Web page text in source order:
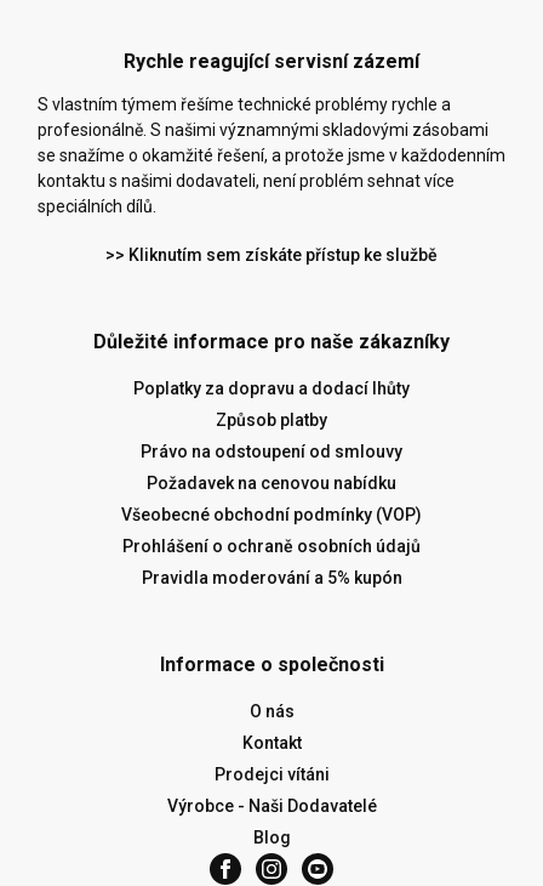
Rychle reagující servisní zázemí
S vlastním týmem řešíme technické problémy rychle a
profesionálně. S našimi významnými skladovými zásobami
se snažíme o okamžité řešení, a protože jsme v každodenním
kontaktu s našimi dodavateli, není problém sehnat více
speciálních dílů.
>> Kliknutím sem získáte přístup ke službě
Důležité informace pro naše zákazníky
Poplatky za dopravu a dodací lhůty
Způsob platby
Právo na odstoupení od smlouvy
Požadavek na cenovou nabídku
Všeobecné obchodní podmínky (VOP)
Prohlášení o ochraně osobních údajů
Pravidla moderování a 5% kupón
Informace o společnosti
O nás
Kontakt
Prodejci vítáni
Výrobce - Naši Dodavatelé
Blog